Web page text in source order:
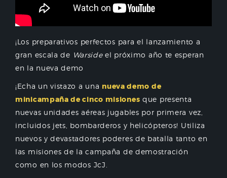
¡Los preparativos perfectos para el lanzamiento a
gran escala de Warsideel próximo año te esperan
en la nueva demo
¡Echa un vistazo a una nueva demo de
minicampaña de cinco misiones que presenta
nuevas unidades aéreas jugables por primera vez,
incluidos jets, bombarderos y helicópteros! Utiliza
nuevos y devastadores poderes de batalla tanto en
las misiones de la campaña de demostración
como en los modos JcJ.